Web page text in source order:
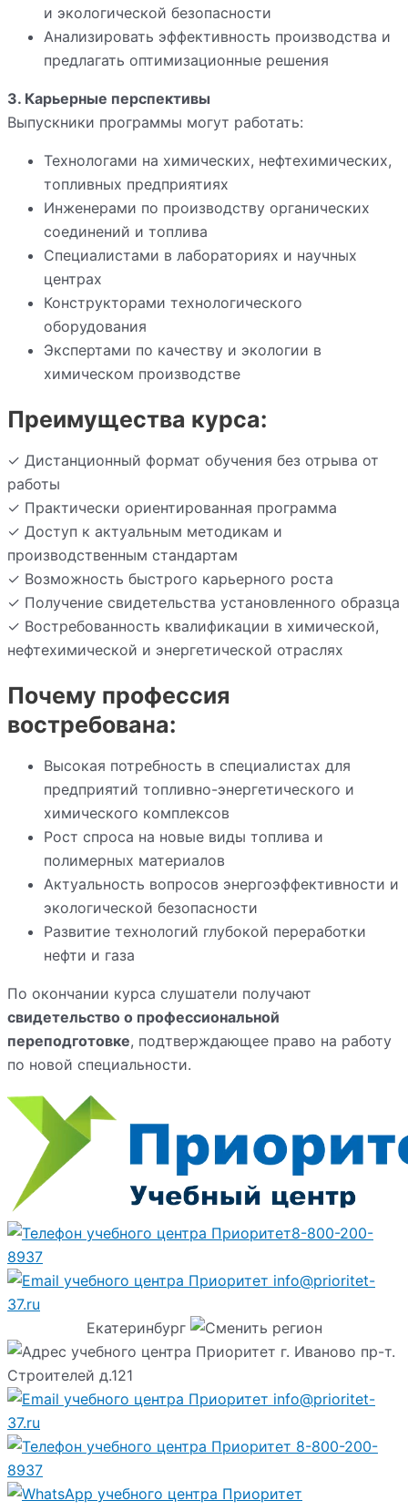
и экологической безопасности
Анализировать эффективность производства и
предлагать оптимизационные решения
3. Карьерные перспективы
Выпускники программы могут работать:
Технологами на химических, нефтехимических,
топливных предприятиях
Инженерами по производству органических
соединений и топлива
Специалистами в лабораториях и научных
центрах
Конструкторами технологического
оборудования
Экспертами по качеству и экологии в
химическом производстве
Преимущества курса:
✓ Дистанционный формат обучения без отрыва от
работы
✓ Практически ориентированная программа
✓ Доступ к актуальным методикам и
производственным стандартам
✓ Возможность быстрого карьерного роста
✓ Получение свидетельства установленного образца
✓ Востребованность квалификации в химической,
нефтехимической и энергетической отраслях
Почему профессия
востребована:
Высокая потребность в специалистах для
предприятий топливно-энергетического и
химического комплексов
Рост спроса на новые виды топлива и
полимерных материалов
Актуальность вопросов энергоэффективности и
экологической безопасности
Развитие технологий глубокой переработки
нефти и газа
По окончании курса слушатели получают
свидетельство о профессиональной
переподготовке, подтверждающее право на работу
по новой специальности.
8-800-200-
8937
info@prioritet-
37.ru
Екатеринбург
г. Иваново пр-т.
Строителей д.121
info@prioritet-
37.ru
8-800-200-
8937